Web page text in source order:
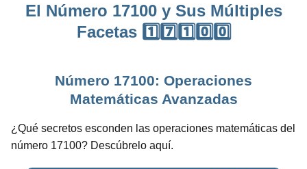
El Número 17100 y Sus Múltiples
Facetas 1️⃣7️⃣1️⃣0️⃣0️⃣
Número 17100: Operaciones
Matemáticas Avanzadas
¿Qué secretos esconden las operaciones matemáticas del
número 17100? Descúbrelo aquí.